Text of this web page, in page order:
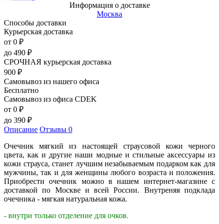
Информация о доставке
Москва
Способы доставки
Курьерская доставка
от 0 ₽
до 490 ₽
СРОЧНАЯ курьерская доставка
900 ₽
Самовывоз из нашего офиса
Бесплатно
Самовывоз из офиса CDEK
от 0 ₽
до 390 ₽
Описание Отзывы 0
Очечник мягкий из настоящей страусовой кожи черного
цвета, как и другие наши модные и стильные аксессуары из
кожи страуса, станет лучшим незабываемым подарком как для
мужчины, так и для женщины любого возраста и положения.
Приобрести очечник можно в нашем интернет-магазине с
доставкой по Москве и всей России. Внутреняя подклада
очечника - мягкая натуральная кожа.
- внутри только отделение для очков.